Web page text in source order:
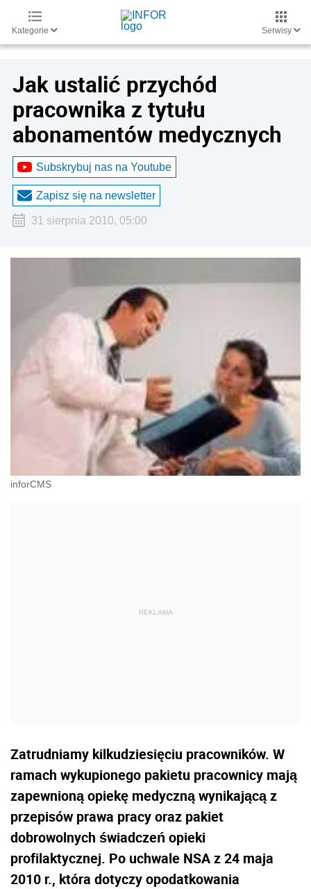
Kategorie Serwisy
Jak ustalić przychód
pracownika z tytułu
abonamentów medycznych
Subskrybuj nas na Youtube
Zapisz się na newsletter
31 sierpnia 2010, 05:00
inforCMS
Zatrudniamy kilkudziesięciu pracowników. W
ramach wykupionego pakietu pracownicy mają
zapewnioną opiekę medyczną wynikającą z
przepisów prawa pracy oraz pakiet
dobrowolnych świadczeń opieki
profilaktycznej. Po uchwale NSA z 24 maja
2010 r., która dotyczy opodatkowania